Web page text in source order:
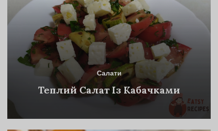
Салати
Теплий Салат Із Кабачками